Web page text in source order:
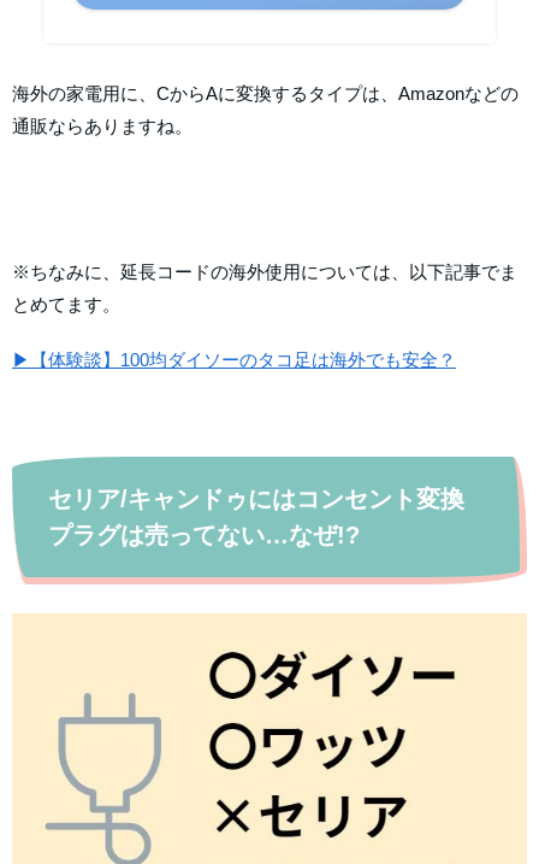
海外の家電用に、CからAに変換するタイプは、Amazonなどの
通販ならありますね。
※ちなみに、延長コードの海外使用については、以下記事でま
とめてます。
▶【体験談】100均ダイソーのタコ足は海外でも安全？
セリア/キャンドゥにはコンセント変換
プラグは売ってない…なぜ!?